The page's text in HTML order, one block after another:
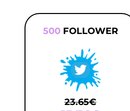
500FOLLOWER
23.65€